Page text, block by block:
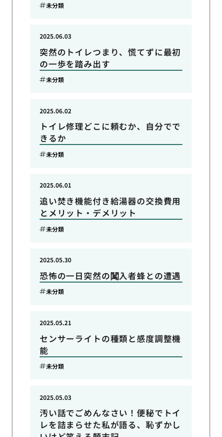
未分類
突然のトイレつまり、慌てずに最初
の一歩を踏み出す
2025.06.03
未分類
トイレ修理どこに頼むか、自分でで
きるか
2025.06.02
未分類
追い焚き機能付き給湯器の交換費用
とメリット・デメリット
2025.06.01
未分類
恐怖の一日突然の闖入者蜂との遭遇
2025.05.30
未分類
センサーライトの種類と感度調整機
能
2025.05.21
未分類
汚い話でごめんなさい！便秘でトイ
レを詰まらせた私が語る、恥ずかし
2025.05.03